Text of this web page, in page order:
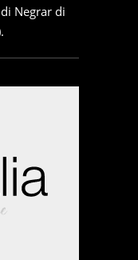
Negrar di